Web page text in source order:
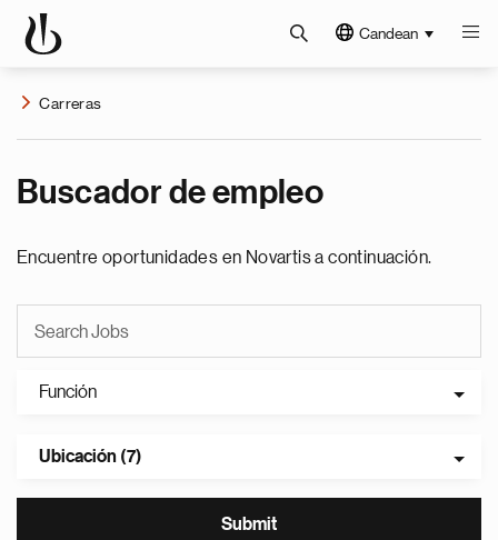
Candean
Carreras
Buscador de empleo
Encuentre oportunidades en Novartis a continuación.
Función
Ubicación (7)